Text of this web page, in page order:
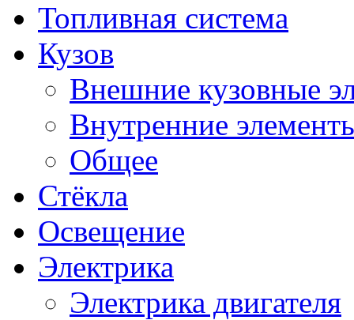
Топливная система
Кузов
Внешние кузовные
Внутренние
Общее
Стёкла
Освещение
Электрика
Электрика двигателя